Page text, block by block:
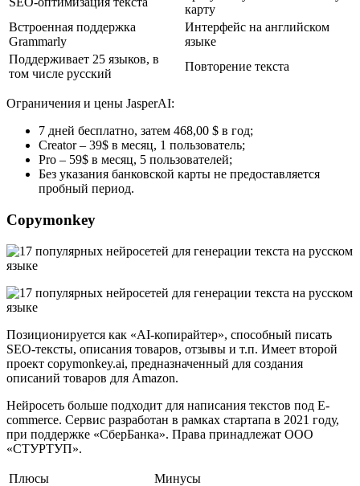
карту
Встроенная поддержка
Grammarly
Интерфейс на английском
языке
Поддерживает 25 языков, в
том числе русский
Повторение текста
Ограничения и цены JasperAI:
7 дней бесплатно, затем 468,00 $ в год;
Creator – 39$ в месяц, 1 пользователь;
Pro – 59$ в месяц, 5 пользователей;
Без указания банковской карты не предоставляется
пробный период.
Copymonkey
Позиционируется как «AI-копирайтер», способный писать
SEO-тексты, описания товаров, отзывы и т.п. Имеет второй
проект copymonkey.ai, предназначенный для создания
описаний товаров для Amazon.
Нейросеть больше подходит для написания текстов под E-
commerce. Сервис разработан в рамках стартапа в 2021 году,
при поддержке «СберБанка». Права принадлежат ООО
«СТУРТУП».
Плюсы
Минусы